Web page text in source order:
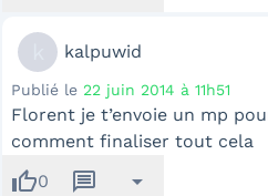
kalpuwid
Publié le 22 juin 2014 à 11h51
Florent je t’envoie un mp
comment finaliser tout cela
thumb_up0 message arrow_drop_down